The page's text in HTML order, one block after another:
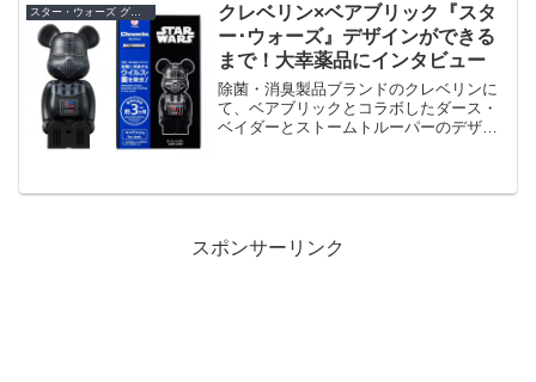
クレベリン×ベアブリック『スタ
ー･ウォーズ』デザインができる
まで！大幸薬品にインタビュー
除菌・消臭製品ブランドのクレベリンに
て、ベアブリックとコラボしたダース・
ベイダーとストームトルーパーのデザイ
スポンサーリンク